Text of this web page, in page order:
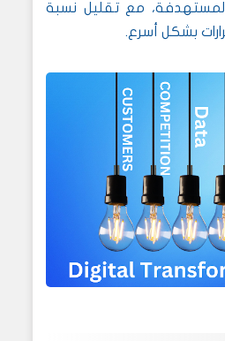
مع تقليل نسبة
بشكل أسرع.